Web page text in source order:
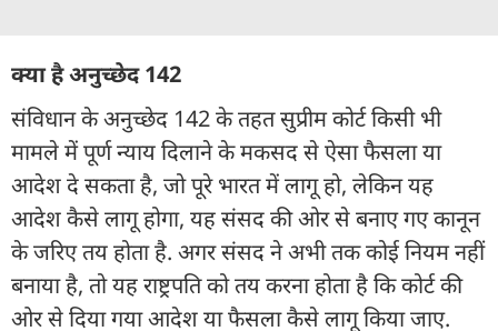
क्या है अनुच्छेद 142
संविधान के अनुच्छेद 142 के तहत सुप्रीम कोर्ट किसी भी
मामले में पूर्ण न्याय दिलाने के मकसद से ऐसा फैसला या
आदेश दे सकता है, जो पूरे भारत में लागू हो, लेकिन यह
आदेश कैसे लागू होगा, यह संसद की ओर से बनाए गए कानून
के जरिए तय होता है. अगर संसद ने अभी तक कोई नियम नहीं
बनाया है, तो यह राष्ट्रपति को तय करना होता है कि कोर्ट की
ओर से दिया गया आदेश या फैसला कैसे लागू किया जाए.